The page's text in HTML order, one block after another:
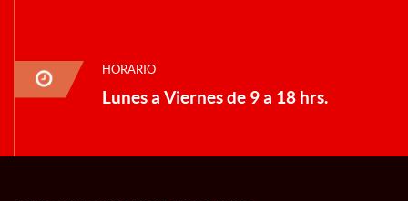
HORARIO
Lunes a Viernes de 9 a 18 hrs.